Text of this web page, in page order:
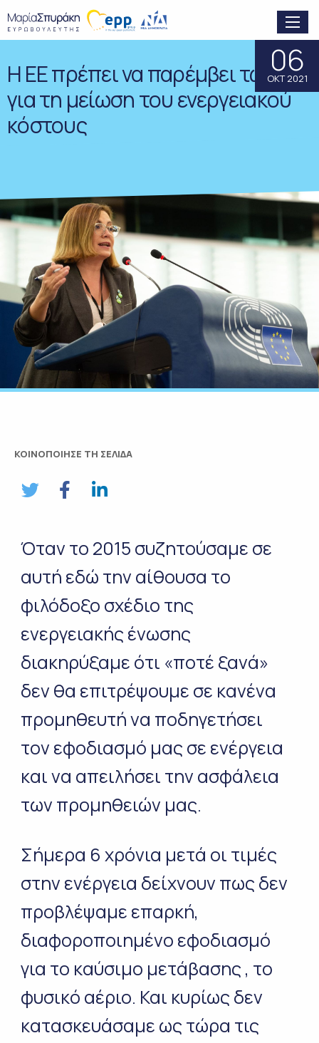
Η ΕΕ πρέπει να παρέμβει τώρα
για τη μείωση του ενεργειακού
κόστους
06
ΟΚΤ 2021
Όταν το 2015 συζητούσαμε σε
αυτή εδώ την αίθουσα το
φιλόδοξο σχέδιο της
ενεργειακής ένωσης
διακηρύξαμε ότι «ποτέ ξανά»
δεν θα επιτρέψουμε σε κανένα
προμηθευτή να ποδηγετήσει
τον εφοδιασμό μας σε ενέργεια
και να απειλήσει την ασφάλεια
των προμηθειών μας.
Σήμερα 6 χρόνια μετά οι τιμές
στην ενέργεια δείχνουν πως δεν
προβλέψαμε επαρκή,
διαφοροποιημένο εφοδιασμό
για το καύσιμο μετάβασης , το
φυσικό αέριο. Και κυρίως δεν
κατασκευάσαμε ως τώρα τις
ΚΟΙΝΟΠΟΙΗΣΕ ΤΗ ΣΕΛΙΔΑ